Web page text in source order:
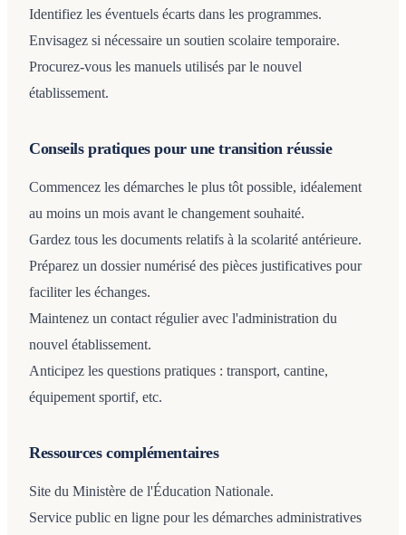
Identifiez les éventuels écarts dans les programmes.
Envisagez si nécessaire un soutien scolaire temporaire.
Procurez-vous les manuels utilisés par le nouvel
établissement.
Conseils pratiques pour une transition réussie
Commencez les démarches le plus tôt possible, idéalement
au moins un mois avant le changement souhaité.
Gardez tous les documents relatifs à la scolarité antérieure.
Préparez un dossier numérisé des pièces justificatives pour
faciliter les échanges.
Maintenez un contact régulier avec l'administration du
nouvel établissement.
Anticipez les questions pratiques : transport, cantine,
équipement sportif, etc.
Ressources complémentaires
Site du Ministère de l'Éducation Nationale.
Service public en ligne pour les démarches administratives